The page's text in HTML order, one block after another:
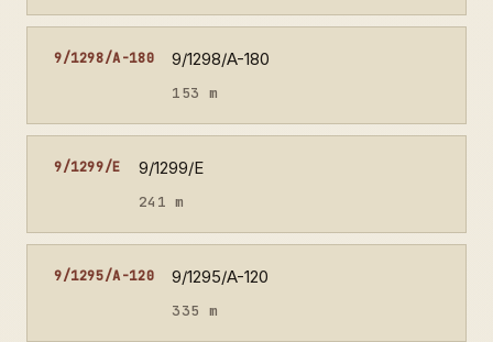
9/1298/A-180 9/1298/A-180
153 m
9/1299/E 9/1299/E
241 m
9/1295/A-120 9/1295/A-120
335 m